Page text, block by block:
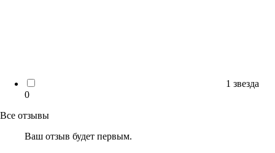
1 звезда
0
Все отзывы
Ваш отзыв будет первым.